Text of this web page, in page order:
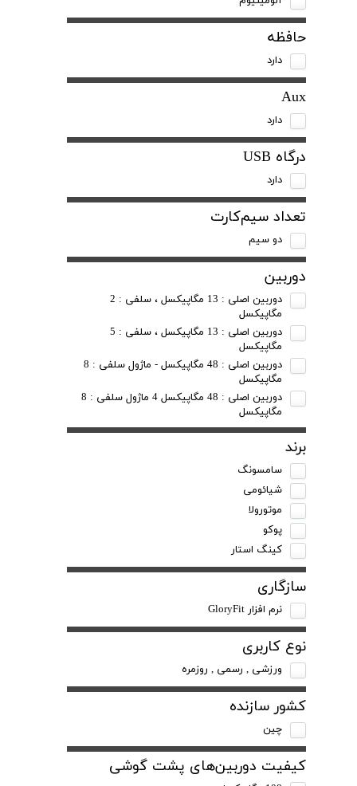
حافظه
دارد
Aux
دارد
درگاه USB
دارد
تعداد سیم‌کارت
دو سیم
دوربین
دوربین اصلی : 13 مگاپیکسل ، سلفی : 2
مگاپیکسل
دوربین اصلی : 13 مگاپیکسل ، سلفی : 5
مگاپیکسل
دوربین اصلی : 48 مگاپیکسل - ماژول سلفی : 8
مگاپیکسل
دوربین اصلی : 48 مگاپیکسل 4 ماژول سلفی : 8
مگاپیکسل
برند
سامسونگ
شیائومی
موتورولا
پوکو
کینگ استار
سازگاری
نرم افزار GloryFit
نوع کاربری
ورزشی , رسمی , روزمره
کشور سازنده
چین
کیفیت دوربین‌های پشت گوشی